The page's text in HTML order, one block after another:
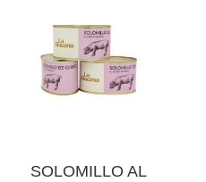
SOLOMILLO AL